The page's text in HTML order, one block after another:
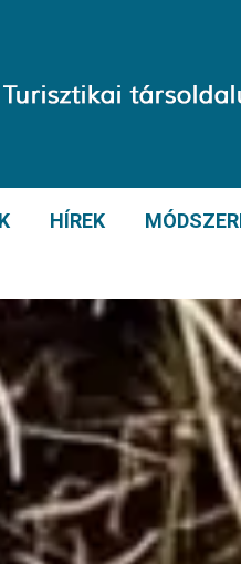
HÍREK